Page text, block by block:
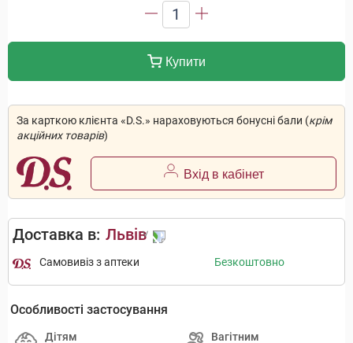
1
Купити
За карткою клієнта «D.S.» нараховуються бонусні бали (крім
акційних товарів)
Вхід в кабінет
Доставка в: Львів
Самовивіз з аптеки Безкоштовно
Особливості застосування
Дітям Вагітним